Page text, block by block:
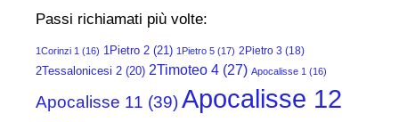
Passi richiamati più volte:
1Corinzi 1 (16) 1Pietro 2 (21) 1Pietro 5 (17) 2Pietro 3 (18)
2Tessalonicesi 2 (20) 2Timoteo 4 (27) Apocalisse 1 (16)
Apocalisse 11 (39)Apocalisse 12